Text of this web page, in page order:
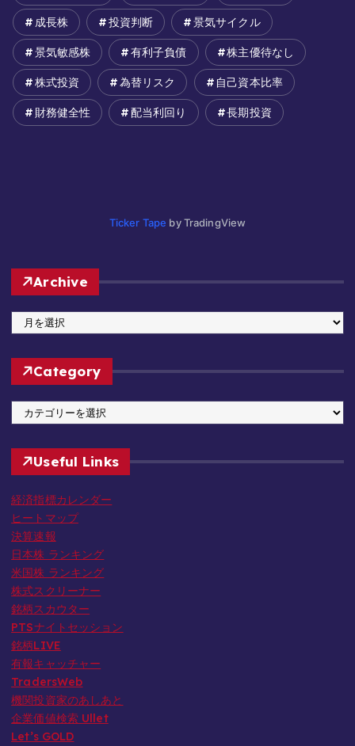
成長株 投資判断 景気サイクル
景気敏感株 有利子負債 株主優待なし
株式投資 為替リスク 自己資本比率
財務健全性 配当利回り 長期投資
Ticker Tape by TradingView
Archive
r
c
e
Category
a
t
o
r
y
Useful Links
経済指標カレンダー
ヒートマップ
決算速報
日本株 ランキング
米国株 ランキング
株式スクリーナー
銘柄スカウター
PTSナイトセッション
銘柄LIVE
有報キャッチャー
TradersWeb
機関投資家のあしあと
企業価値検索 Ullet
Let’s GOLD